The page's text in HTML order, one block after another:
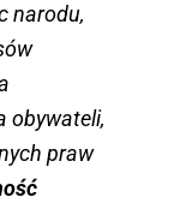
narodu,
obywateli,
praw